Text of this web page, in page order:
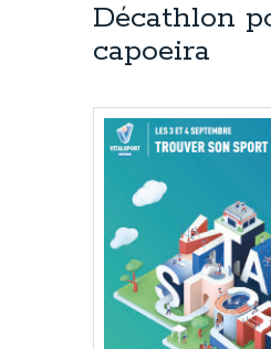
Décathlon
capoeira